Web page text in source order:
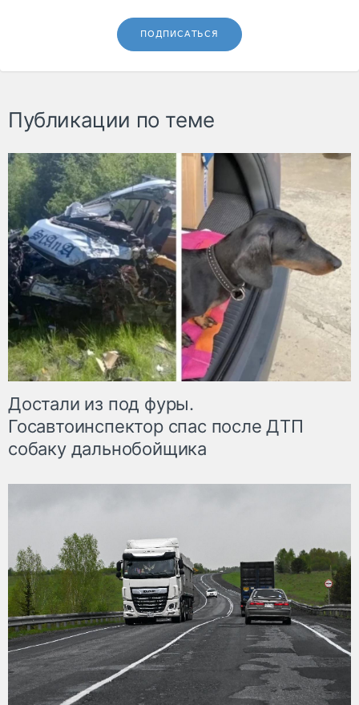
ПОДПИСАТЬСЯ
Публикации по теме
Достали из под фуры.
Госавтоинспектор спас после ДТП
собаку дальнобойщика